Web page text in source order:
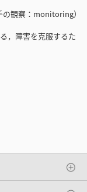
観察：monitoring）
障害を克服するた